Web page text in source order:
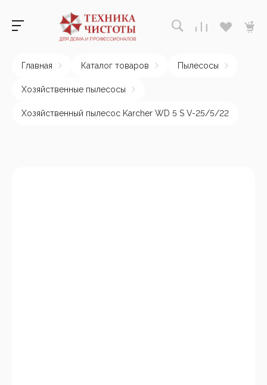
Главная Каталог товаров Пылесосы
Хозяйственные пылесосы
Хозяйственный пылесос Karcher WD 5 S V-25/5/22